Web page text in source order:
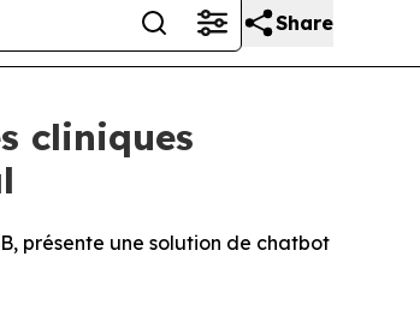
Share
cliniques
présente une solution de chatbot